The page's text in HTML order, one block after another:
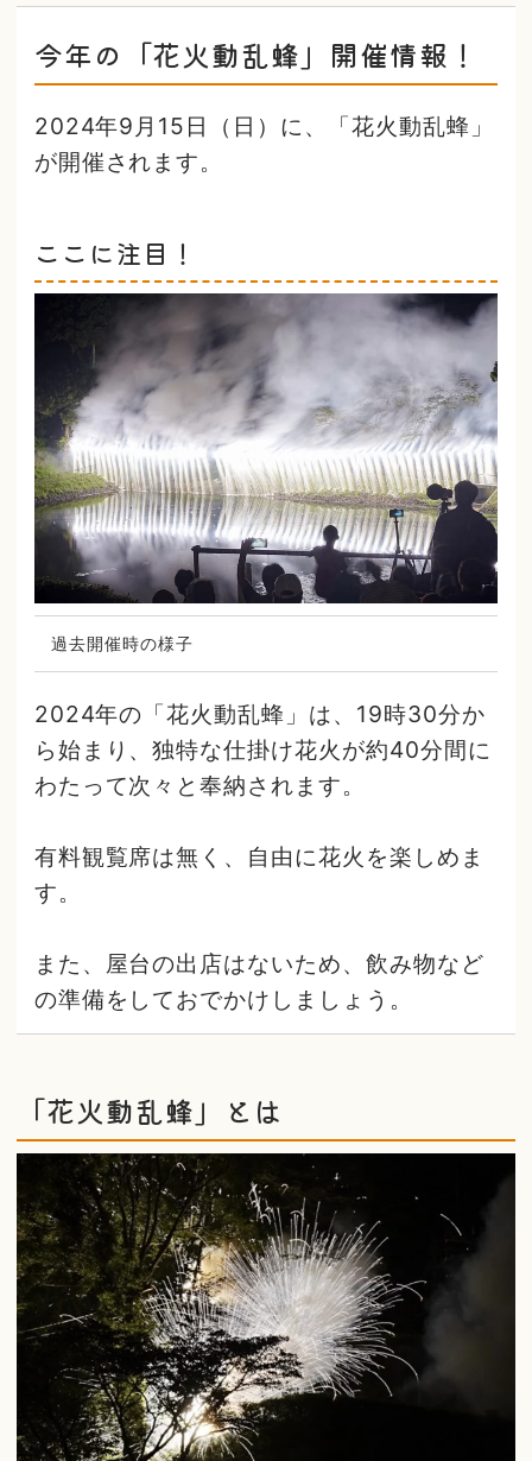
今年の「花火動乱蜂」開催情報！
2024年9月15日（日）に、「花火動乱蜂」
が開催されます。
ここに注目！
過去開催時の様子
2024年の「花火動乱蜂」は、19時30分か
ら始まり、独特な仕掛け花火が約40分間に
わたって次々と奉納されます。
有料観覧席は無く、自由に花火を楽しめま
す。
また、屋台の出店はないため、飲み物など
の準備をしておでかけしましょう。
「花火動乱蜂」とは